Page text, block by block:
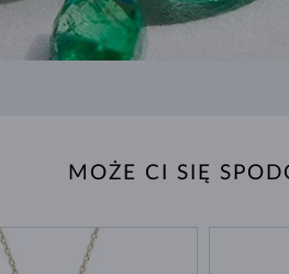
MOŻE CI SIĘ